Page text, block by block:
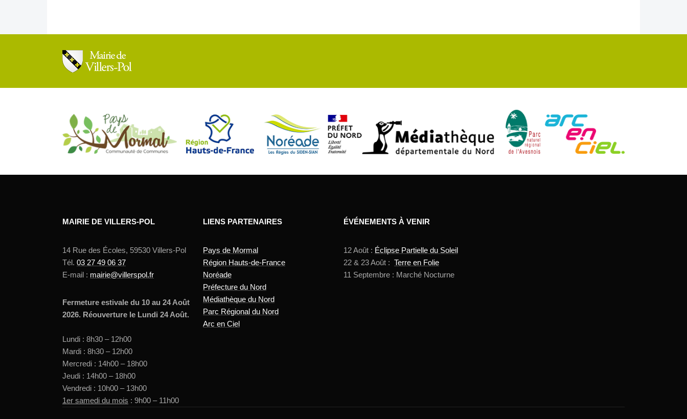
MAIRIE DE VILLERS-POL
14 Rue des Écoles, 59530 Villers-Pol
Tél. 03 27 49 06 37
E-mail : mairie@villerspol.fr
Fermeture estivale du 10 au 24 Août
2026. Réouverture le Lundi 24 Août.
Lundi : 8h30 – 12h00
Mardi : 8h30 – 12h00
Mercredi : 14h00 – 18h00
Jeudi : 14h00 – 18h00
Vendredi : 10h00 – 13h00
1er samedi du mois : 9h00 – 11h00
LIENS PARTENAIRES
Pays de Mormal
Région Hauts-de-France
Noréade
Préfecture du Nord
Médiathèque du Nord
Parc Régional du Nord
Arc en Ciel
ÉVÉNEMENTS À VENIR
12 Août : Éclipse Partielle du Soleil
22 & 23 Août : Terre en Folie
11 Septembre : Marché Nocturne